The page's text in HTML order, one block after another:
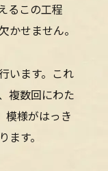
るこの工程
かせません。
います。これ
複数回にわた
模様がはっき
す。